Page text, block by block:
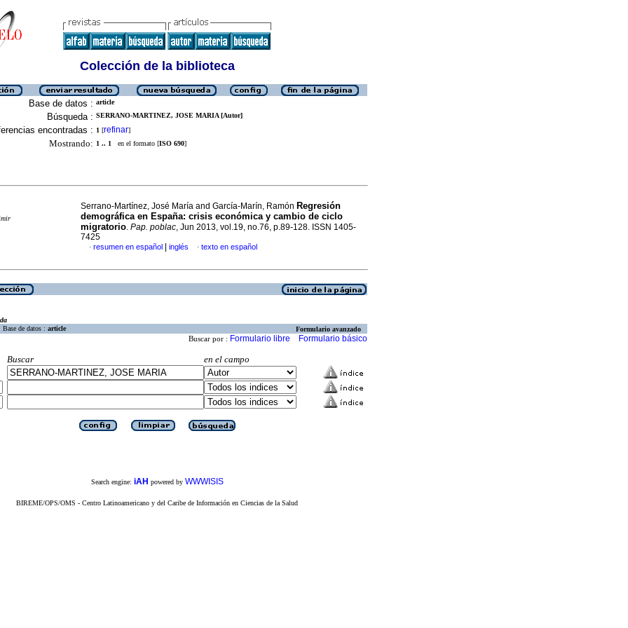
Colección de la biblioteca
Base de datos : article
Búsqueda : SERRANO-MARTINEZ, JOSE MARIA [Autor]
encontradas : 1 [refinar]
Mostrando: 1 .. 1 en el formato [ISO 690]
Serrano-Martínez, José María and García-Marín, Ramón Regresión
demográfica en España: crisis económica y cambio de ciclo
migratorio. Pap. poblac, Jun 2013, vol.19, no.76, p.89-128. ISSN 1405-
7425
· resumen en español inglés · texto en español
Base de datos : article Formulario avanzado
Buscar por : Formulario libre Formulario básico
Buscar
en el campo
Search engine: iAH powered by WWWISIS
BIREME/OPS/OMS - Centro Latinoamericano y del Caribe de Información en Ciencias de la Salud